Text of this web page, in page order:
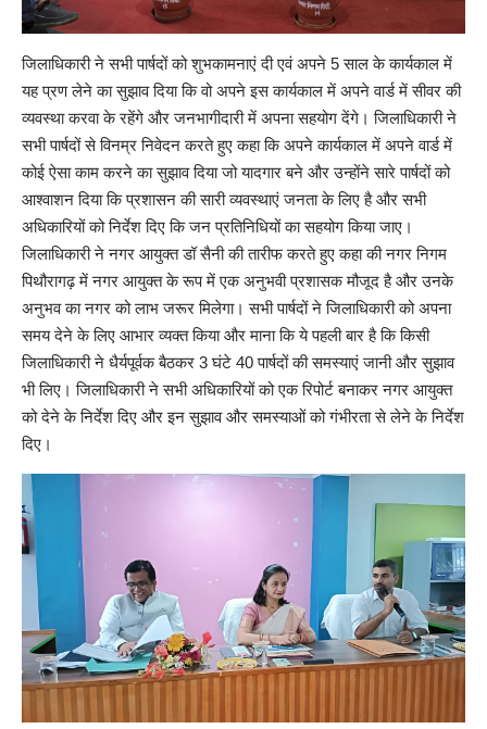
जिलाधिकारी ने सभी पार्षदों को शुभकामनाएं दी एवं अपने 5 साल के कार्यकाल में
यह प्रण लेने का सुझाव दिया कि वो अपने इस कार्यकाल में अपने वार्ड में सीवर की
व्यवस्था करवा के रहेंगे और जनभागीदारी में अपना सहयोग देंगे। जिलाधिकारी ने
सभी पार्षदों से विनम्र निवेदन करते हुए कहा कि अपने कार्यकाल में अपने वार्ड में
कोई ऐसा काम करने का सुझाव दिया जो यादगार बने और उन्होंने सारे पार्षदों को
आश्वाशन दिया कि प्रशासन की सारी व्यवस्थाएं जनता के लिए है और सभी
अधिकारियों को निर्देश दिए कि जन प्रतिनिधियों का सहयोग किया जाए।
जिलाधिकारी ने नगर आयुक्त डॉ सैनी की तारीफ करते हुए कहा की नगर निगम
पिथौरागढ़ में नगर आयुक्त के रूप में एक अनुभवी प्रशासक मौजूद है और उनके
अनुभव का नगर को लाभ जरूर मिलेगा। सभी पार्षदों ने जिलाधिकारी को अपना
समय देने के लिए आभार व्यक्त किया और माना कि ये पहली बार है कि किसी
जिलाधिकारी ने धैर्यपूर्वक बैठकर 3 घंटे 40 पार्षदों की समस्याएं जानी और सुझाव
भी लिए। जिलाधिकारी ने सभी अधिकारियों को एक रिपोर्ट बनाकर नगर आयुक्त
को देने के निर्देश दिए और इन सुझाव और समस्याओं को गंभीरता से लेने के निर्देश
दिए।